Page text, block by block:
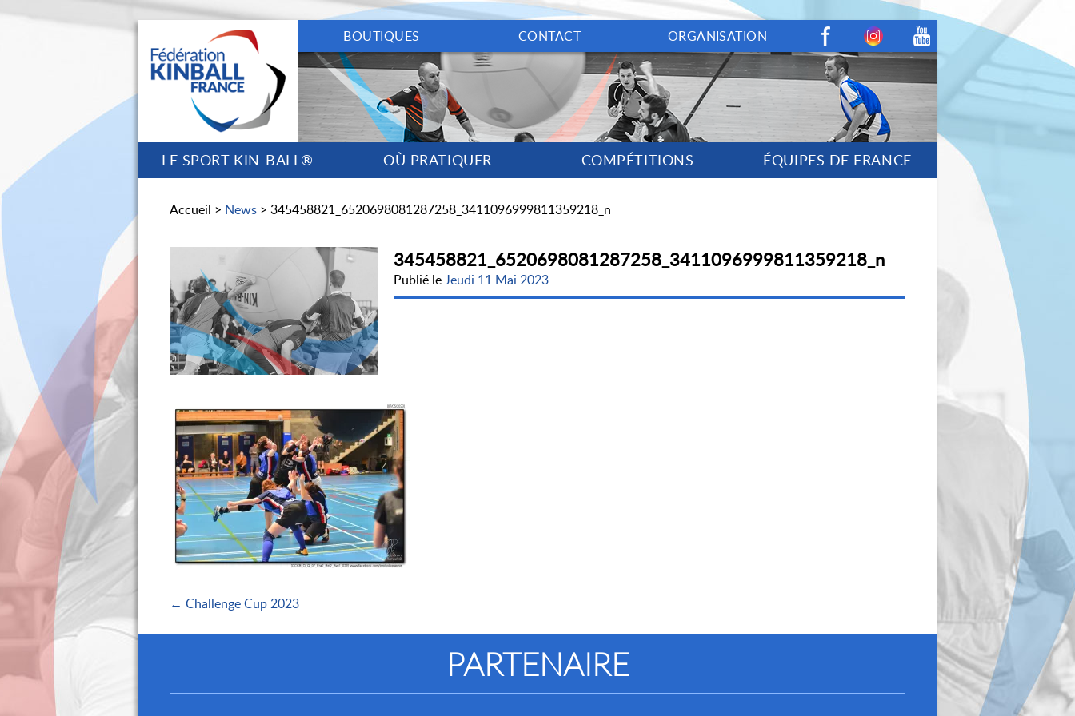
BOUTIQUES CONTACT ORGANISATION
LE SPORT KIN-BALL® OÙ PRATIQUER COMPÉTITIONS ÉQUIPES DE FRANCE
FacebookInstagramYoutube
Accueil > News > 345458821_6520698081287258_3411096999811359218_n
345458821_6520698081287258_3411096999811359218_n
Publié leJeudi 11 Mai 2023
← Challenge Cup 2023
PARTENAIRE